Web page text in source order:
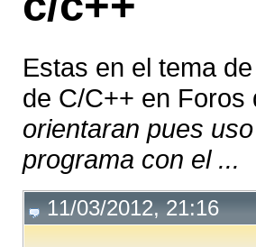
Estas en el tema de
de C/C++ en Foros
orientaran pues
programa con el ...
11/03/2012, 21:16